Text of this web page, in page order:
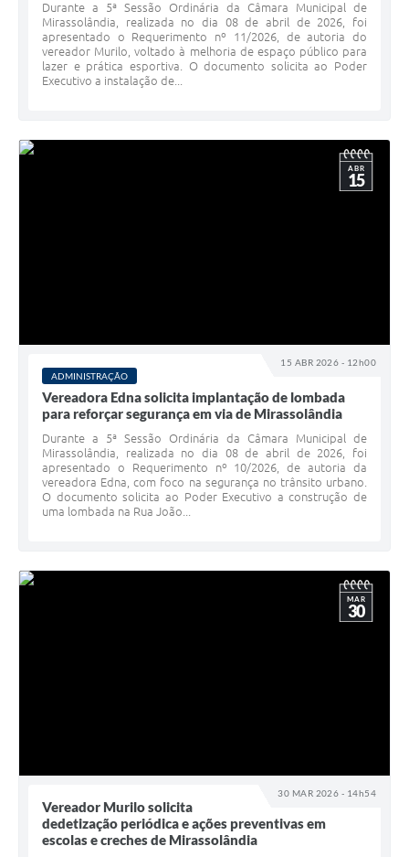
Durante a 5ª Sessão Ordinária da Câmara Municipal de
Mirassolândia, realizada no dia 08 de abril de 2026, foi
apresentado o Requerimento nº 11/2026, de autoria do
vereador Murilo, voltado à melhoria de espaço público para
lazer e prática esportiva. O documento solicita ao Poder
Executivo a instalação de...
15 ABR 2026 - 12h00
ABR
15
ADMINISTRAÇÃO
Vereadora Edna solicita implantação de lombada
para reforçar segurança em via de Mirassolândia
Durante a 5ª Sessão Ordinária da Câmara Municipal de
Mirassolândia, realizada no dia 08 de abril de 2026, foi
apresentado o Requerimento nº 10/2026, de autoria da
vereadora Edna, com foco na segurança no trânsito urbano.
O documento solicita ao Poder Executivo a construção de
uma lombada na Rua João...
30 MAR 2026 - 14h54
MAR
30
Vereador Murilo solicita
dedetização periódica e ações preventivas em
escolas e creches de Mirassolândia